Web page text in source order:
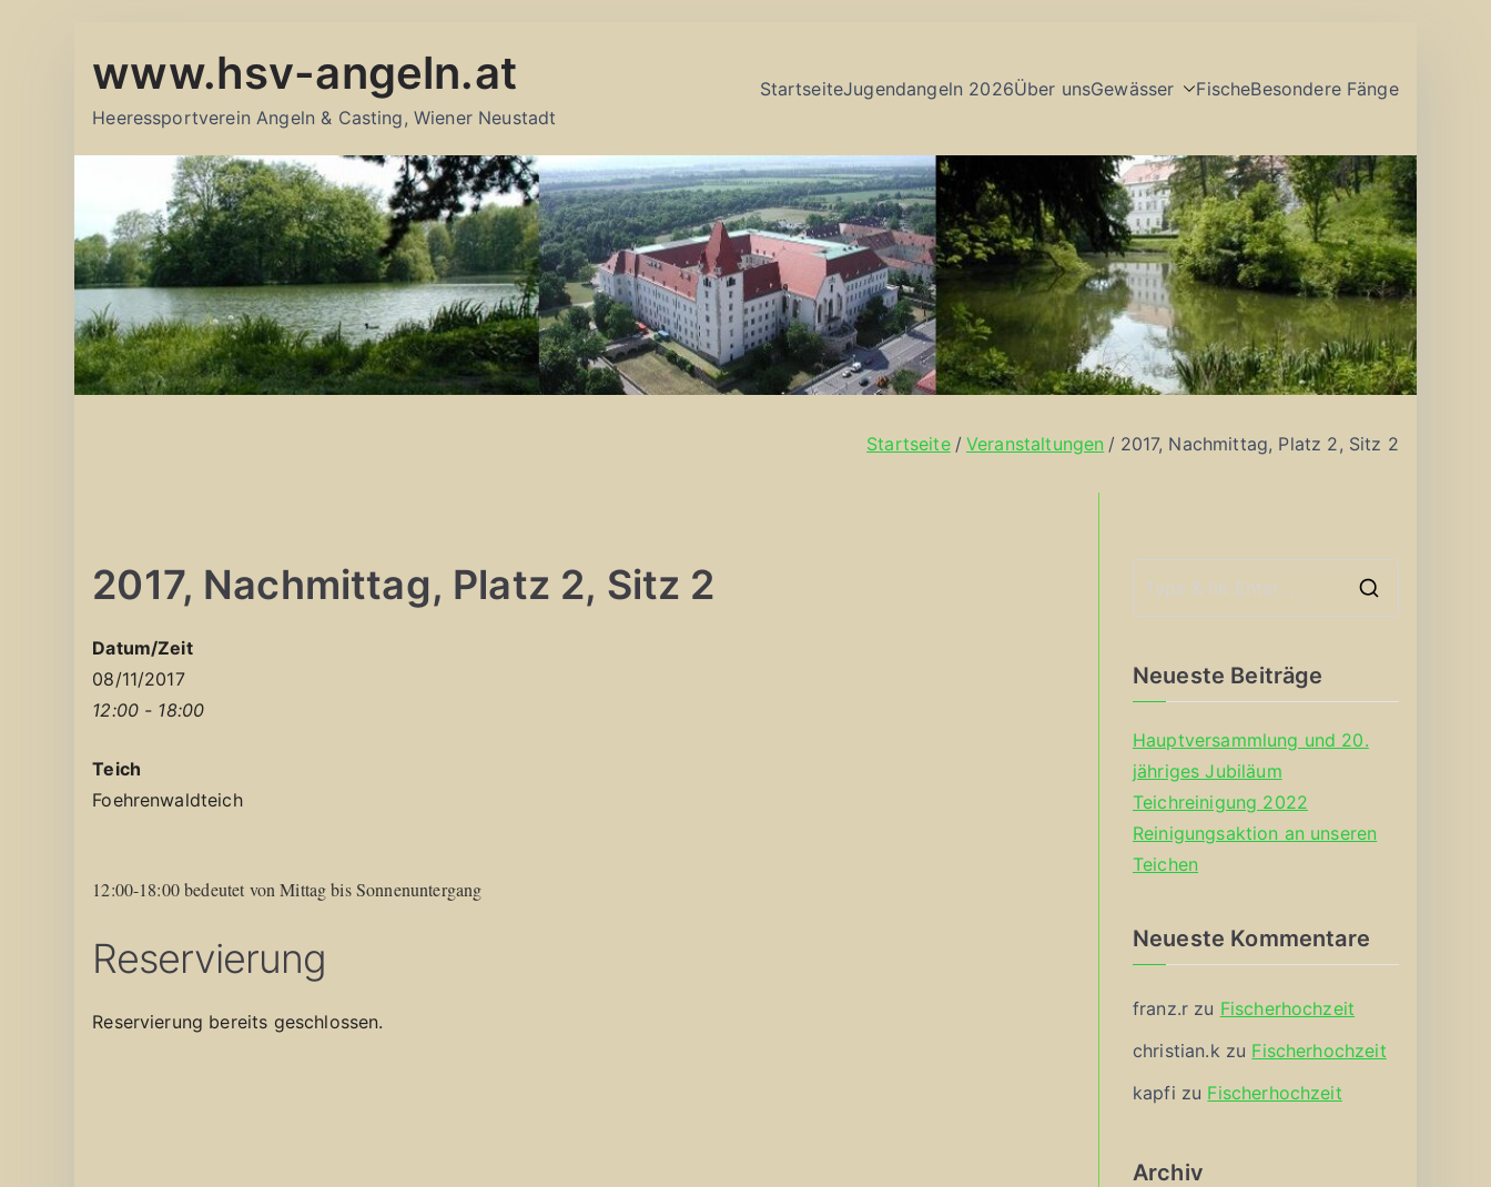
Inhalt
www.hsv-angeln.at
Heeressportverein Angeln & Casting, Wiener Neustadt
StartseiteJugendangeln 2026Über unsGewässer FischeBesondere Fänge
Startseite Veranstaltungen 2017, Nachmittag, Platz 2, Sitz 2
2017, Nachmittag, Platz 2, Sitz 2
Datum/Zeit
08/11/2017
12:00 - 18:00
Teich
Foehrenwaldteich
12:00-18:00 bedeutet von Mittag bis Sonnenuntergang
Reservierung
Reservierung bereits geschlossen.
Neueste Beiträge
Hauptversammlung und 20.
jähriges Jubiläum
Teichreinigung 2022
Reinigungsaktion an unseren
Teichen
Neueste Kommentare
franz.r zu Fischerhochzeit
christian.k zu Fischerhochzeit
kapfi zu Fischerhochzeit
Archiv